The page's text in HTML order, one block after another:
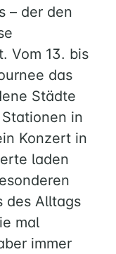
– der den
Vom 13. bis
das
Städte
in
Konzert in
laden
des Alltags
mal
immer